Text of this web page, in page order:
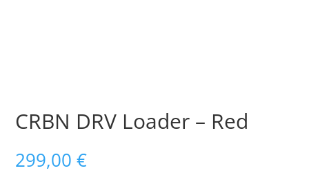
CRBN DRV Loader – Red
299,00€